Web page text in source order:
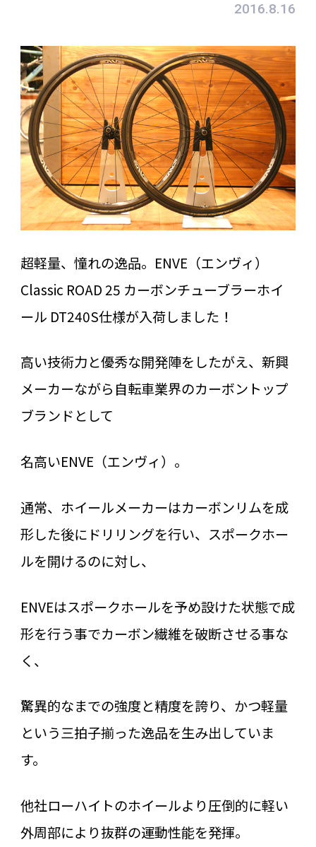
2016.8.16
超軽量、憧れの逸品。ENVE（エンヴィ）
Classic ROAD 25 カーボンチューブラーホイ
ール DT240S仕様が入荷しました！
高い技術力と優秀な開発陣をしたがえ、新興
メーカーながら自転車業界のカーボントップ
ブランドとして
名高いENVE（エンヴィ）。
通常、ホイールメーカーはカーボンリムを成
形した後にドリリングを行い、スポークホー
ルを開けるのに対し、
ENVEはスポークホールを予め設けた状態で成
形を行う事でカーボン繊維を破断させる事な
く、
驚異的なまでの強度と精度を誇り、かつ軽量
という三拍子揃った逸品を生み出していま
す。
他社ローハイトのホイールより圧倒的に軽い
外周部により抜群の運動性能を発揮。